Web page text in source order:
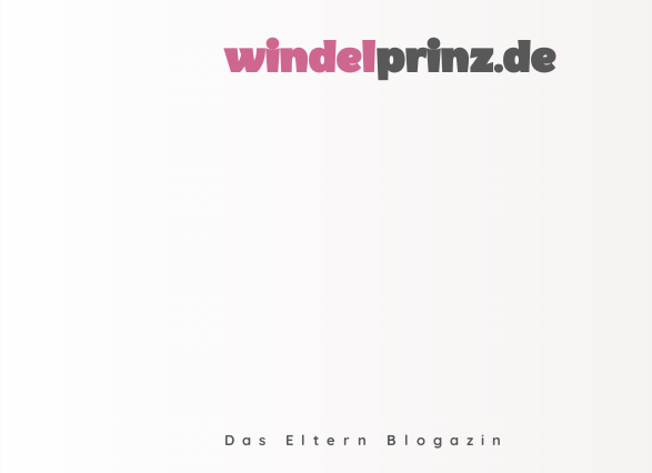
windelprinz.de
Das Eltern Blogazin